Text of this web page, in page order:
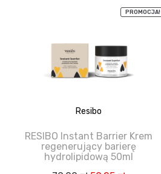
PROMOCJA!
Resibo
RESIBO Instant Barrier Krem
regenerujący barierę
hydrolipidową 50ml